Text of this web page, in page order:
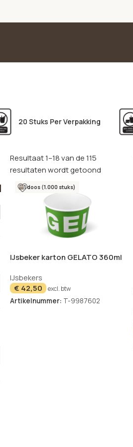
20 Stuks Per Verpakking
Resultaat 1–18 van de 115
resultaten wordt getoond
1 doos (1.000 stuks)
IJsbeker karton GELATO 360ml
IJsbekers
€ 42,50 excl. btw
Artikelnummer: T-9987602